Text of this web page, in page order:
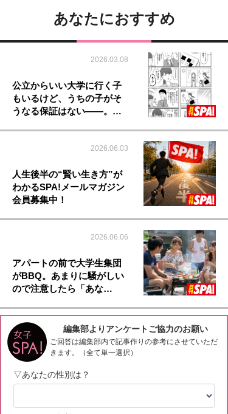
あなたにおすすめ
2026.03.08
公立からいい大学に行く子
もいるけど、うちの子がそ
うなる保証はない――。…
2026.06.03
人生後半の“賢い生き方”が
わかるSPA!メールマガジン
会員募集中！
2026.06.06
アパートの前で大学生集団
がBBQ。あまりに騒がしい
ので注意したら「あな…